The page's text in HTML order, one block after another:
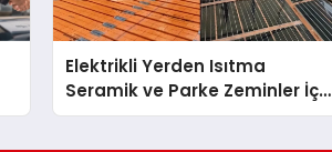
Elektrikli Yerden Isıtma
Seramik ve Parke Zeminler İçin
En Verimli Çözümler